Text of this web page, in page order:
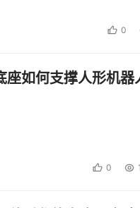
0
座如何支撑人形机器
0